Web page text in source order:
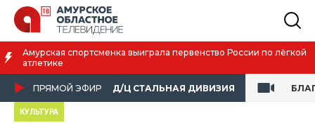
Амурская спортсменка выиграла первенство России по лёгкой
атлетике
ПРЯМОЙ ЭФИР Д/Ц СТАЛЬНАЯ ДИВИЗИЯ
КУЛЬТУРА